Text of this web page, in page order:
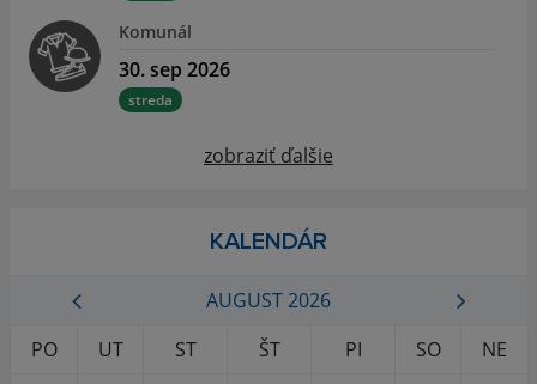
Komunál
30. sep 2026
streda
zobraziť ďalšie
KALENDÁR
AUGUST 2026
PO
UT ST ŠT PI SO
NE